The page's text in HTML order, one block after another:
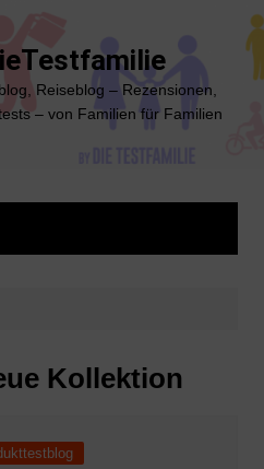
Reiseblog – Rezensionen,
– von Familien für Familien
Kollektion